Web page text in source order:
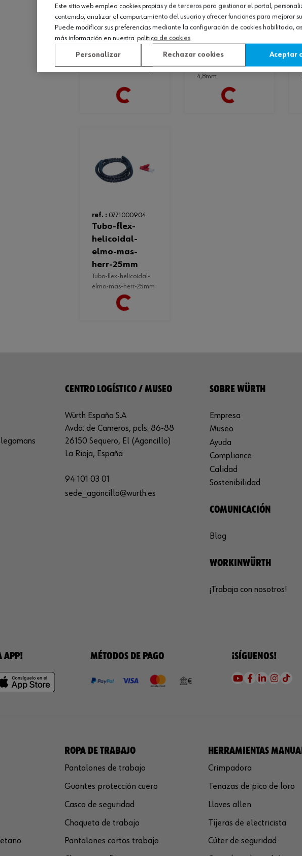
ref. :0556212060
regleta-
blanca-pp-
6mm2
regleta-blanca-pp-
6mm2
Loading...
ref. :05026481
soporte-brida-
adhesivo-
negro-4,8mm
soporte-brida-
adhesivo-negro-
4,8mm
Loading...
ref. : 0771000904
tubo-flex-
helicoidal-
elmo-mas-
herr-25mm
tubo-flex-helicoidal-
elmo-mas-herr-25mm
Loading...
CENTRO LOGÍSTICO / MUSEO
Würth España S.A
Avda. de Cameros, pcls. 86-88
26150 Sequero, El (Agoncillo)
La Rioja, España
94 101 03 01
sede_agoncillo@wurth.es
SOBRE WÜRTH
Empresa
Museo
Ayuda
Compliance
Calidad
Sostenibilidad
COMUNICACIÓN
Blog
WORKINWÜRTH
¡Trabaja con nosotros!
APP! MÉTODOS DE PAGO ¡SÍGUENOS!
ROPA DE TRABAJO
Pantalones de trabajo
Guantes protección cuero
Casco de seguridad
Chaqueta de trabajo
Pantalones cortos trabajo
HERRAMIENTAS
Crimpadora
Tenazas de pico de loro
Llaves allen
Tijeras de electricista
Cúter de seguridad
Este sitio web emplea cookies propias y de terceros para gestionar el portal,
contenido, analizar el comportamiento del usuario y ofrecer funciones para mejorar
Puede modificar sus preferencias mediante la configuración de cookies habilitada,
más información en nuestra política de cookies
Personalizar Rechazar cookies Aceptar